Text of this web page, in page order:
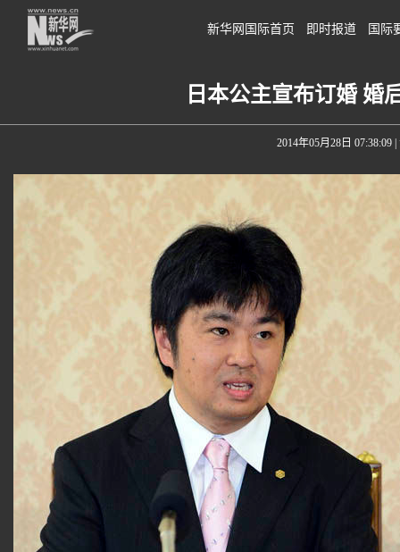
新华网国际首页 即时报道 国际
日本公主宣布订婚 婚
2014年05月28日 07:38:09|